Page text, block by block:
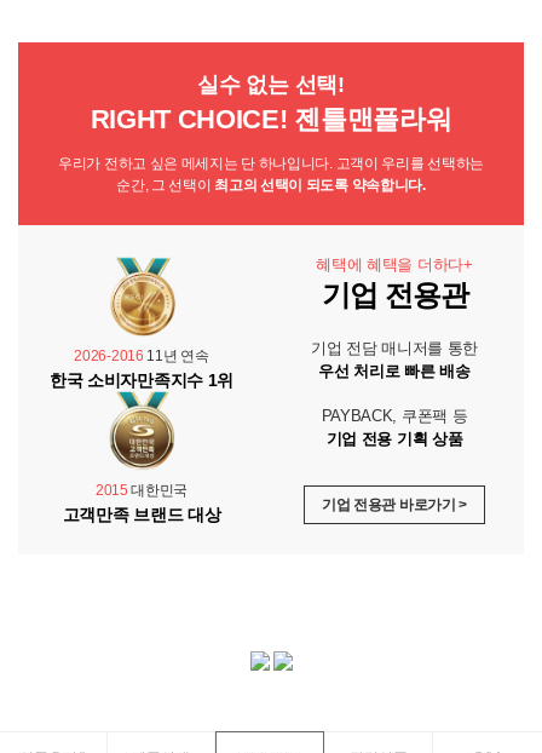
실수 없는 선택!
RIGHT CHOICE! 젠틀맨플라워
우리가 전하고 싶은 메세지는 단 하나입니다. 고객이 우리를 선택하는
순간, 그 선택이 최고의 선택이 되도록 약속합니다.
2026-2016 11년 연속
한국 소비자만족지수 1위
2015 대한민국
고객만족 브랜드 대상
혜택에 혜택을 더하다+
기업 전용관
기업 전담 매니저를 통한
우선 처리로 빠른 배송
PAYBACK, 쿠폰팩 등
기업 전용 기획 상품
기업 전용관 바로가기 >